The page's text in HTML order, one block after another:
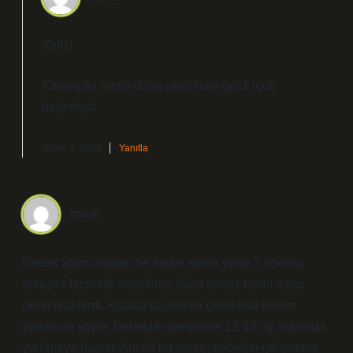
Yeliz!
Katkınızla metin daha akıcı hale geldi, çok
değerliydi.
Nisan 4, 2026 Yanıtla
Irmak
Bebek adım attıktan ne kadar sonra yürür ? konusu
anlaşılır biçimde aktarılmış, fakat analiz kısmı daha
derin olabilirdi. Kısaca söylemek gerekirse benim
yorumum şöyle: Bebekler genellikle 12-18 ay arasında
yürümeye başlar. Ancak bu süreç, bebeğin gelişimine